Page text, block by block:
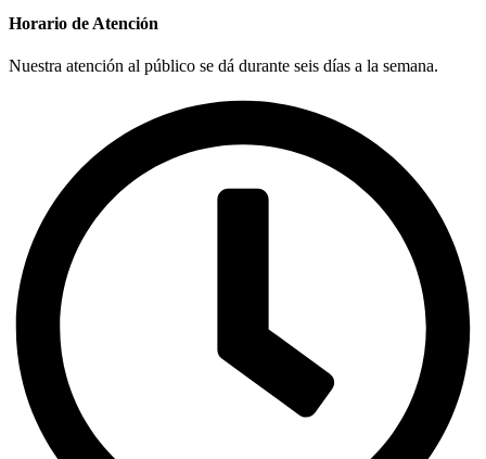
Horario de Atención
Nuestra atención al público se dá durante seis días a la semana.